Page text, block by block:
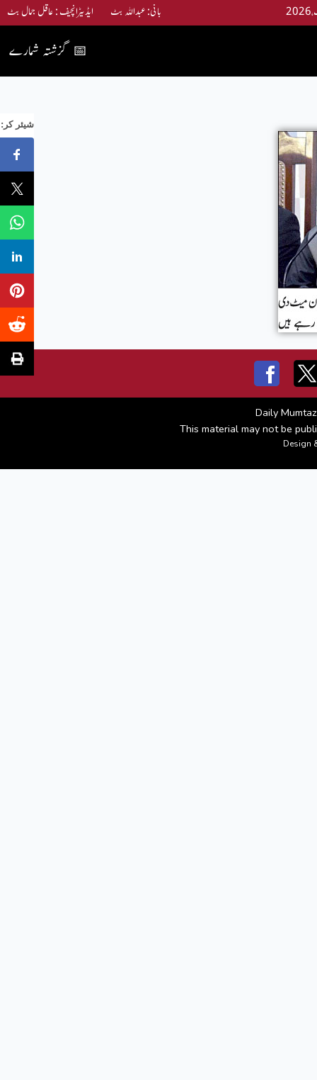
بانی: عبداللہ بٹ ایڈیٹرانچیف : عاقل جمال بٹ
گزشتہ شمارے 📅
:شیئر کر
Daily
This material may not be
Design